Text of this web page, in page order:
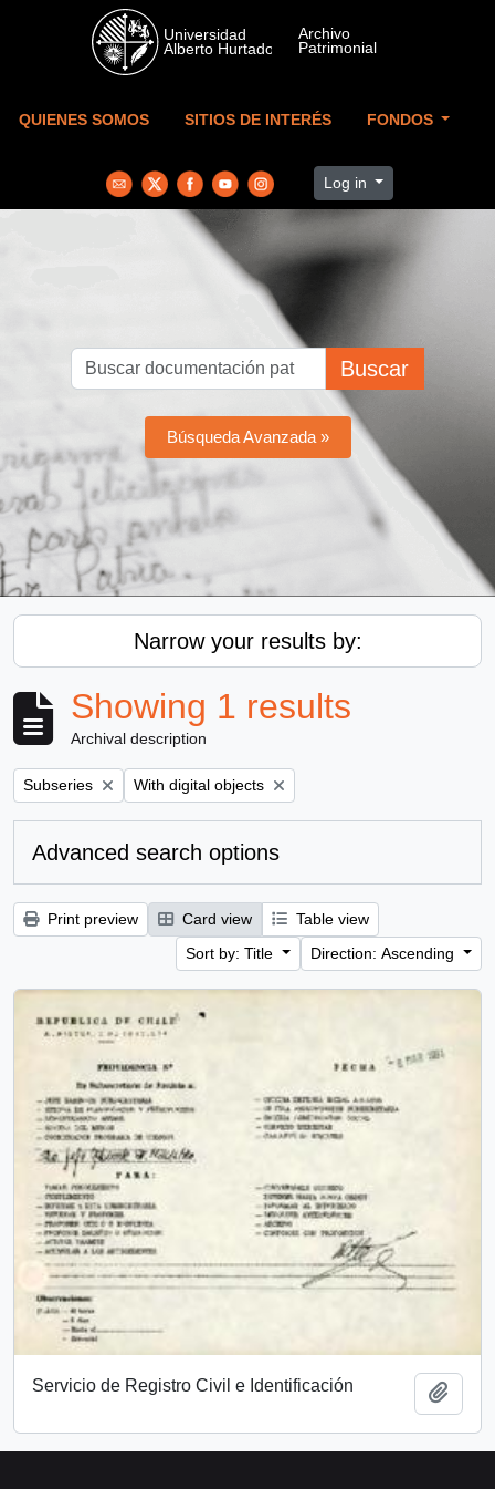
Skip to main content
QUIENES SOMOS SITIOS DE INTERÉS FONDOS
Log in
Buscar
Búsqueda Avanzada »
Narrow your results by:
Showing 1 results
Archival description
Remove filter:
Subseries Remove filter:
With digital objects
Advanced search options
Print preview Card view
Table view
Sort by: Title
Direction: Ascending
Servicio de Registro Civil e Identificación